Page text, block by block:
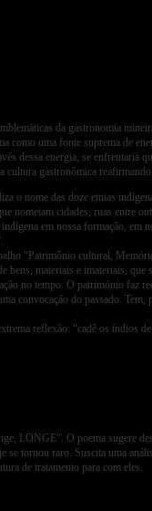
da gastronomia
como uma fonte suprema de
dessa energia, se enfrentaria
cultura gastronômica
o nome das doze etnias
nomeiam cidades, ruas entre
em nossa formação, em
“Patrimônio cultural,
materiais e imateriais, que
no tempo. O património faz
convocação do passado.
reflexão: “cadê os índios
LONGE”. O poema sugere
se tornou raro. Suscita uma
de tratamento para com eles.